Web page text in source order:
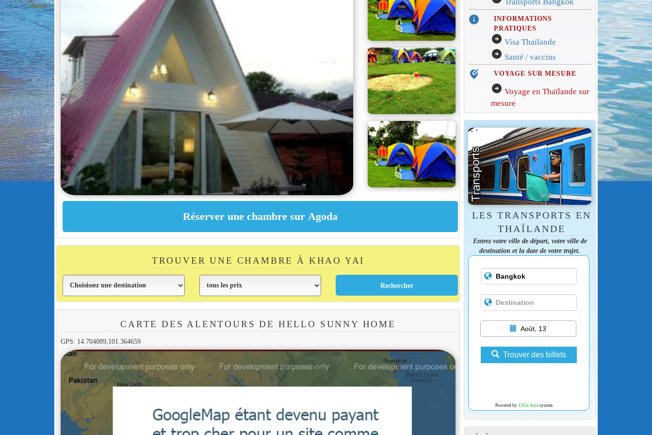
TROUVER UNE CHAMBRE À KHAO YAI
CARTE DES ALENTOURS DE HELLO SUNNY HOME
GPS: 14.704089,101.364659
Transports Bangkok
info
INFORMATIONS
PRATIQUES
arrow_circle_right Visa Thaïlande
arrow_circle_right Santé / vaccins
edit_location_alt VOYAGE SUR MESURE
arrow_circle_right Voyage en Thaïlande sur
mesure
LES TRANSPORTS EN
THAÏLANDE
Entrez votre ville de départ, votre ville de
destination et la date de votre trajet.
Août, 13
Trouver des billets
Powered by 12Go Asiasystem